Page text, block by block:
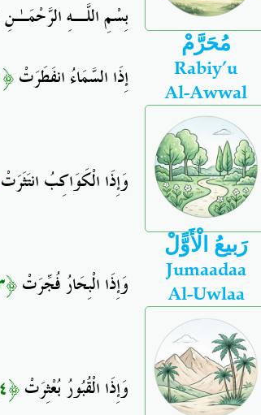
بِسْمِ اللَّـهِ الرَّحْمَـٰنِ
إِذَا السَّمَاءُ انفَطَرَتْ﴿١﴾
وَإِذَا الْكَوَاكِبُ
وَإِذَا الْبِحَارُ فُجِّرَتْ﴿٣﴾
وَإِذَا الْقُبُورُ بُعْثِرَتْ﴿٤﴾
مُحَرَّمْ
Rabiy’u
Al-Awwal
رَبيعُ الْأَوًّلْ
Jumaadaa
Al-Uwlaa